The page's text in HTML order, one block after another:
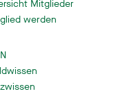
Mitglieder
werden